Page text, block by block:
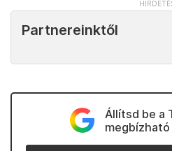
Partnereinktől
Állítsd be a